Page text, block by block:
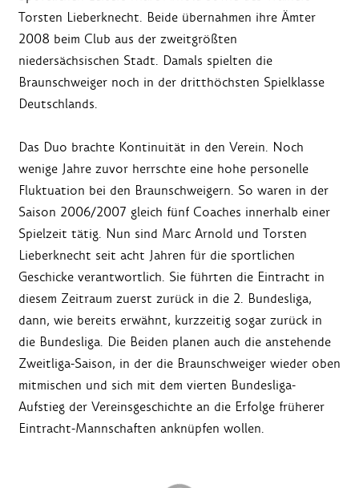
Torsten Lieberknecht. Beide übernahmen ihre Ämter
2008 beim Club aus der zweitgrößten
niedersächsischen Stadt. Damals spielten die
Braunschweiger noch in der dritthöchsten Spielklasse
Deutschlands.
Das Duo brachte Kontinuität in den Verein. Noch
wenige Jahre zuvor herrschte eine hohe personelle
Fluktuation bei den Braunschweigern. So waren in der
Saison 2006/2007 gleich fünf Coaches innerhalb einer
Spielzeit tätig. Nun sind Marc Arnold und Torsten
Lieberknecht seit acht Jahren für die sportlichen
Geschicke verantwortlich. Sie führten die Eintracht in
diesem Zeitraum zuerst zurück in die 2. Bundesliga,
dann, wie bereits erwähnt, kurzzeitig sogar zurück in
die Bundesliga. Die Beiden planen auch die anstehende
Zweitliga-Saison, in der die Braunschweiger wieder oben
mitmischen und sich mit dem vierten Bundesliga-
Aufstieg der Vereinsgeschichte an die Erfolge früherer
Eintracht-Mannschaften anknüpfen wollen.